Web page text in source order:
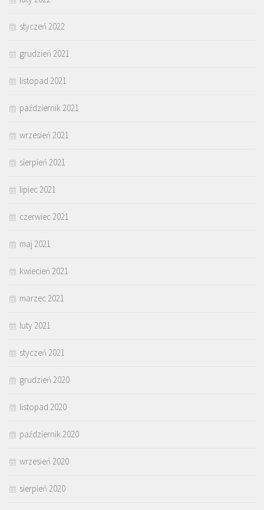
styczeń 2022
grudzień 2021
listopad 2021
październik 2021
wrzesień 2021
sierpień 2021
lipiec 2021
czerwiec 2021
maj 2021
kwiecień 2021
marzec 2021
luty 2021
styczeń 2021
grudzień 2020
listopad 2020
październik 2020
wrzesień 2020
sierpień 2020